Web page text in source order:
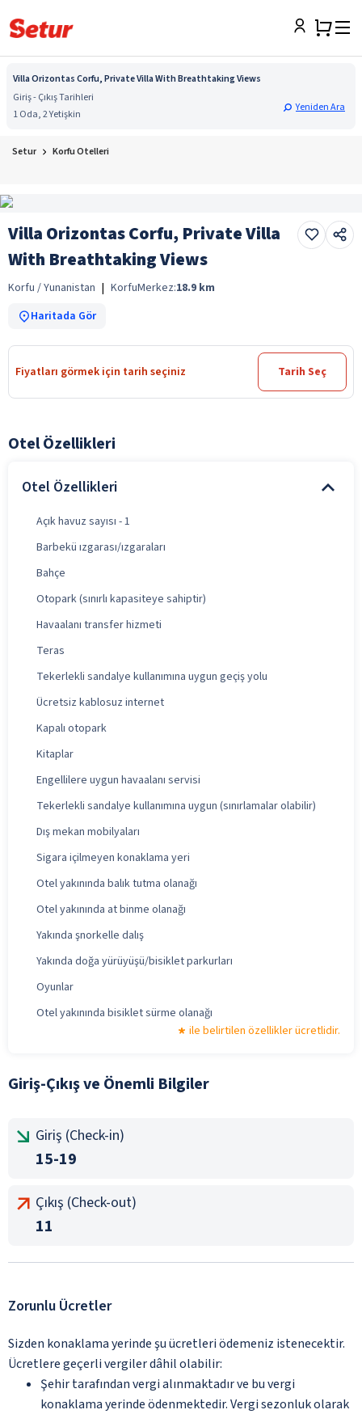
Villa Orizontas Corfu, Private Villa With Breathtaking Views
Giriş - Çıkış Tarihleri
1 Oda, 2 Yetişkin
Yeniden Ara
Setur Korfu Otelleri
Villa Orizontas Corfu, Private Villa
With Breathtaking Views
Korfu / Yunanistan | KorfuMerkez:18.9 km
Haritada Gör
Fiyatları görmek için tarih seçiniz Tarih Seç
Otel Özellikleri
Otel Özellikleri
Açık havuz sayısı - 1
Barbekü ızgarası/ızgaraları
Bahçe
Otopark (sınırlı kapasiteye sahiptir)
Havaalanı transfer hizmeti
Teras
Tekerlekli sandalye kullanımına uygun geçiş yolu
Ücretsiz kablosuz internet
Kapalı otopark
Kitaplar
Engellilere uygun havaalanı servisi
Tekerlekli sandalye kullanımına uygun (sınırlamalar olabilir)
Dış mekan mobilyaları
Sigara içilmeyen konaklama yeri
Otel yakınında balık tutma olanağı
Otel yakınında at binme olanağı
Yakında şnorkelle dalış
Yakında doğa yürüyüşü/bisiklet parkurları
Oyunlar
Otel yakınında bisiklet sürme olanağı
ile belirtilen özellikler ücretlidir.
Giriş-Çıkış ve Önemli Bilgiler
Giriş (Check-in)
15-19
Çıkış (Check-out)
11
Zorunlu Ücretler
Sizden konaklama yerinde şu ücretleri ödemeniz istenecektir.
Ücretlere geçerli vergiler dâhil olabilir:
Şehir tarafından vergi alınmaktadır ve bu vergi
konaklama yerinde ödenmektedir. Vergi sezonluk olarak